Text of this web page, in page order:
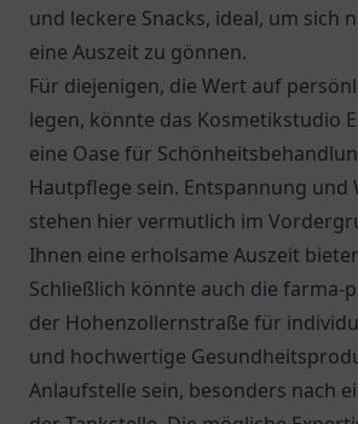
und leckere Snacks, ideal, um sich
eine Auszeit zu gönnen.
Für diejenigen, die Wert auf
legen, könnte das Kosmetikstudio
eine Oase für
Hautpflege sein. Entspannung und
stehen hier vermutlich im
Ihnen eine erholsame Auszeit
Schließlich könnte auch die farma-
der Hohenzollernstraße für
und hochwertige
Anlaufstelle sein, besonders nach